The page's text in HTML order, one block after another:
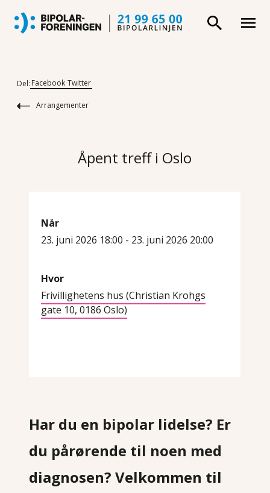
Del: Facebook Twitter
Arrangementer
Åpent treff i Oslo
Når
23. juni 2026 18:00 - 23. juni 2026 20:00
Hvor
Frivillighetens hus (Christian Krohgs
gate 10, 0186 Oslo)
Har du en bipolar lidelse? Er
du pårørende til noen med
diagnosen? Velkommen til